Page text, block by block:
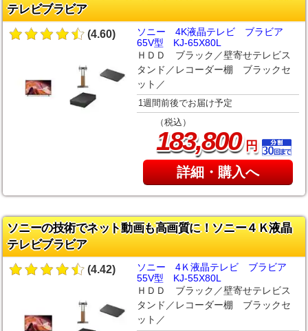
テレビブラビア
(4.60)
ソニー 4K液晶テレビ ブラビア
65V型 KJ-65X80L
ＨＤＤ ブラック／壁寄せテレビス
タンド／レコーダー棚 ブラックセ
ット／
1週間前後でお届け予定
（税込）
183,800円
詳細・購入へ
ソニーの技術でネット動画も高画質に！ソニー４Ｋ液晶
テレビブラビア
(4.42)
ソニー 4Ｋ液晶テレビ ブラビア
55V型 KJ-55X80L
ＨＤＤ ブラック／壁寄せテレビス
タンド／レコーダー棚 ブラックセ
ット／